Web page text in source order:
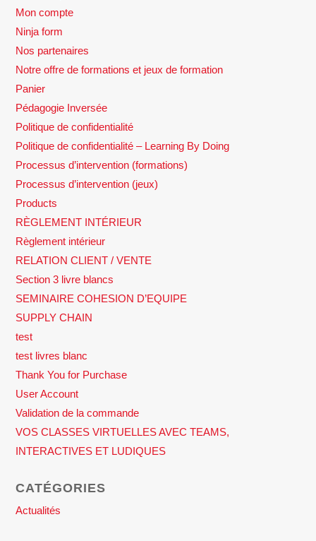
Mon compte
Ninja form
Nos partenaires
Notre offre de formations et jeux de formation
Panier
Pédagogie Inversée
Politique de confidentialité
Politique de confidentialité – Learning By Doing
Processus d’intervention (formations)
Processus d’intervention (jeux)
Products
RÈGLEMENT INTÉRIEUR
Règlement intérieur
RELATION CLIENT / VENTE
Section 3 livre blancs
SEMINAIRE COHESION D’EQUIPE
SUPPLY CHAIN
test
test livres blanc
Thank You for Purchase
User Account
Validation de la commande
VOS CLASSES VIRTUELLES AVEC TEAMS,
INTERACTIVES ET LUDIQUES
CATÉGORIES
Actualités